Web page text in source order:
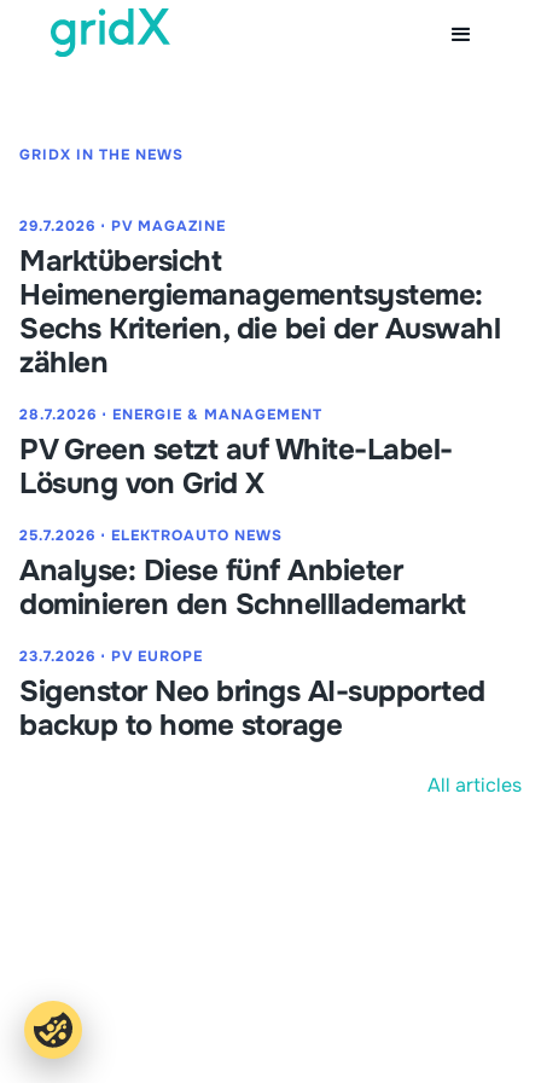
GRIDX IN THE NEWS
29.7.2026 ⋅ PV MAGAZINE
Marktübersicht
Heimenergiemanagementsysteme:
Sechs Kriterien, die bei der Auswahl
zählen
28.7.2026 ⋅ ENERGIE & MANAGEMENT
PV Green setzt auf White-Label-
Lösung von Grid X
25.7.2026 ⋅ ELEKTROAUTO NEWS
Analyse: Diese fünf Anbieter
dominieren den Schnelllademarkt
23.7.2026 ⋅ PV EUROPE
Sigenstor Neo brings AI-supported
backup to home storage
All articles